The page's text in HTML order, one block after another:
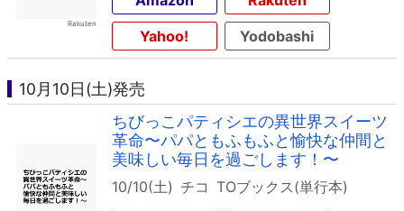
Yahoo!
Yodobashi
10月10日(土)発売
ちびっこパティシエの異世界スイーツ
革命〜パパともふもふと愉快な仲間と
美味しい毎日を過ごします！〜
10/10(土) チコ TOブックス(単行本)